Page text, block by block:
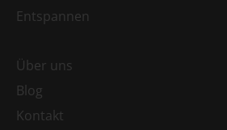
Entspannen
Über uns
Blog
Kontakt